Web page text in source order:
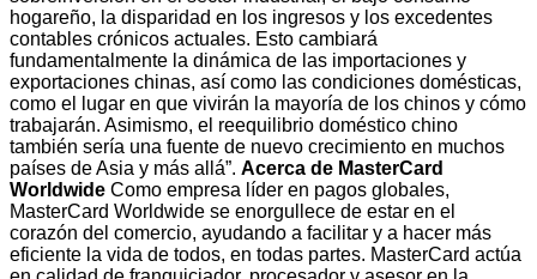
hogareño, la disparidad en los ingresos y los excedentes
contables crónicos actuales. Esto cambiará
fundamentalmente la dinámica de las importaciones y
exportaciones chinas, así como las condiciones domésticas,
como el lugar en que vivirán la mayoría de los chinos y cómo
trabajarán. Asimismo, el reequilibrio doméstico chino
también sería una fuente de nuevo crecimiento en muchos
países de Asia y más allá”. Acerca de MasterCard
Worldwide Como empresa líder en pagos globales,
MasterCard Worldwide se enorgullece de estar en el
corazón del comercio, ayudando a facilitar y a hacer más
eficiente la vida de todos, en todas partes. MasterCard actúa